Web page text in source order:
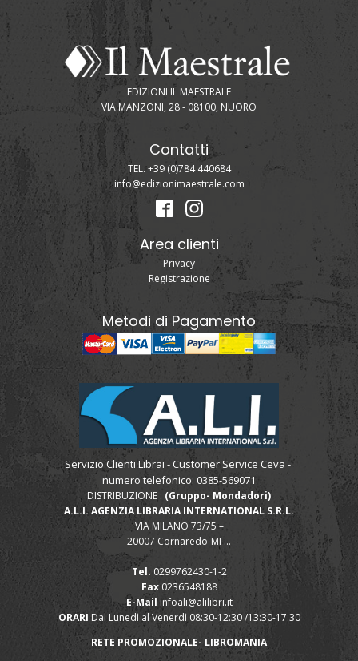
EDIZIONI IL MAESTRALE
VIA MANZONI, 28 - 08100, NUORO
Contatti
TEL. +39 (0)784 440684
info@edizionimaestrale.com
Area clienti
Privacy
Registrazione
Metodi di Pagamento
Servizio Clienti Librai - Customer Service Ceva -
numero telefonico: 0385-569071
DISTRIBUZIONE : (Gruppo- Mondadori)
A.L.I. AGENZIA LIBRARIA INTERNATIONAL S.R.L.
VIA MILANO 73/75 –
20007 Cornaredo-MI ...
Tel. 0299762430-1-2
Fax0236548188
E-Mail infoali@alilibri.it
ORARI Dal Lunedì al Venerdì 08:30-12:30 /13:30-17:30
RETE PROMOZIONALE- LIBROMANIA